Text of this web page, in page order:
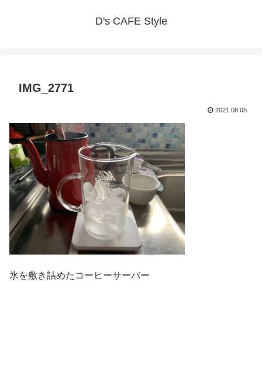
D's CAFE Style
IMG_2771
2021.08.05
氷を敷き詰めたコーヒーサーバー